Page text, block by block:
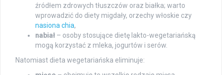
źródłem zdrowych tłuszczów oraz białka; warto
wprowadzić do diety migdały, orzechy włoskie czy
nasiona chia,
nabiał – osoby stosujące dietę lakto-wegetariańską
mogą korzystać z mleka, jogurtów i serów.
Natomiast dieta wegetariańska eliminuje: